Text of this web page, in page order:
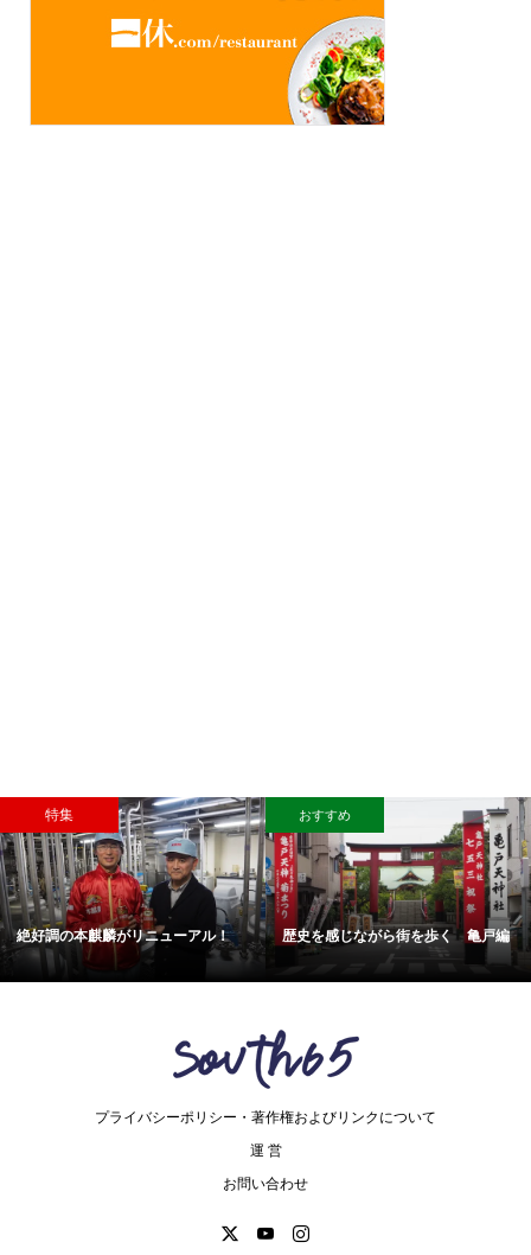
特集
絶好調の本麒麟がリニューアル！
おすすめ
歴史を感じながら街を歩く 亀戸編
プライバシーポリシー・著作権およびリンクについて
運 営
お問い合わせ